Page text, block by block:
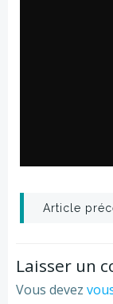
Post
Article
Laisser un
Vous devez